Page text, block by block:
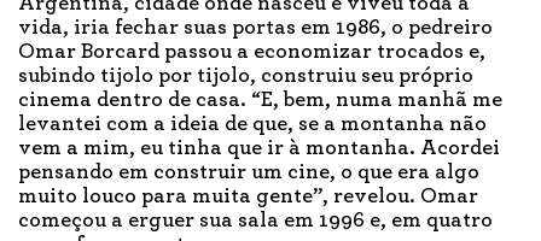
vida, iria fechar suas portas em 1986, o pedreiro
Omar Borcard passou a economizar trocados e,
subindo tijolo por tijolo, construiu seu próprio
cinema dentro de casa. “E, bem, numa manhã me
levantei com a ideia de que, se a montanha não
vem a mim, eu tinha que ir à montanha. Acordei
pensando em construir um cine, o que era algo
muito louco para muita gente”, revelou. Omar
começou a erguer sua sala em 1996 e, em quatro